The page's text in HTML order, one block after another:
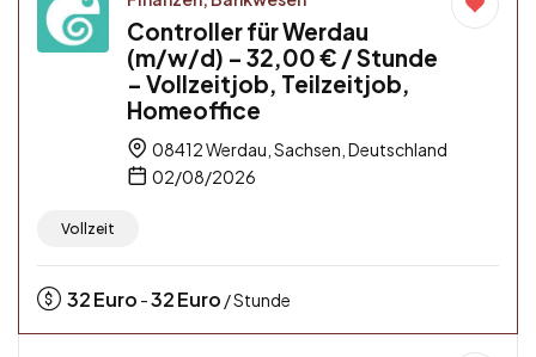
Controller für Werdau
(m/w/d) – 32,00 € / Stunde
– Vollzeitjob, Teilzeitjob,
Homeoffice
08412 Werdau, Sachsen, Deutschland
02/08/2026
Vollzeit
32Euro -32Euro / Stunde